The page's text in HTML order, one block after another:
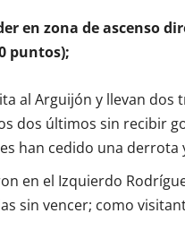
en zona de ascenso
puntos);
al Arguijón y llevan dos
dos últimos sin recibir
han cedido una derrota
en el Izquierdo
sin vencer; como